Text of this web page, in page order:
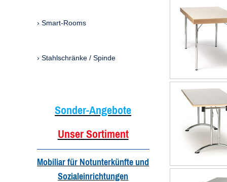
Smart-Rooms
Stahlschränke / Spinde
Sonder-Angebote
Unser Sortiment
Mobiliar für Notunterkünfte und
Sozialeinrichtungen